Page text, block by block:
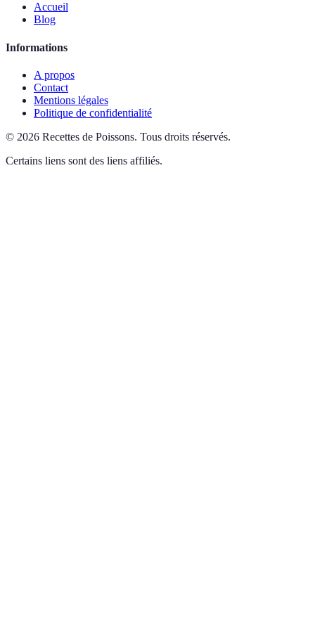
Accueil
Blog
Informations
A propos
Contact
Mentions légales
Politique de confidentialité
© 2026 Recettes de Poissons. Tous droits réservés.
Certains liens sont des liens affiliés.